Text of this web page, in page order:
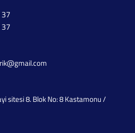
sitesi 8. Blok No: 8 Kastamonu /